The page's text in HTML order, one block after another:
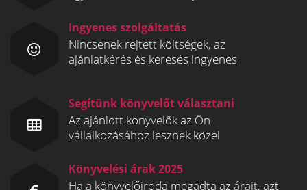
Ingyenes szolgáltatás
Nincsenek rejtett költségek, az
ajánlatkérés és keresés ingyenes
Segítünk könyvelőt választani
Az ajánlott könyvelők az Ön
vállalkozásához lesznek közel
Könyvelési árak 2025
Ha a könyvelőiroda megadta az árait, azt